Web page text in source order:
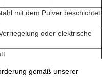
mit dem Pulver beschichtet
oder elektrische
gemäß unserer